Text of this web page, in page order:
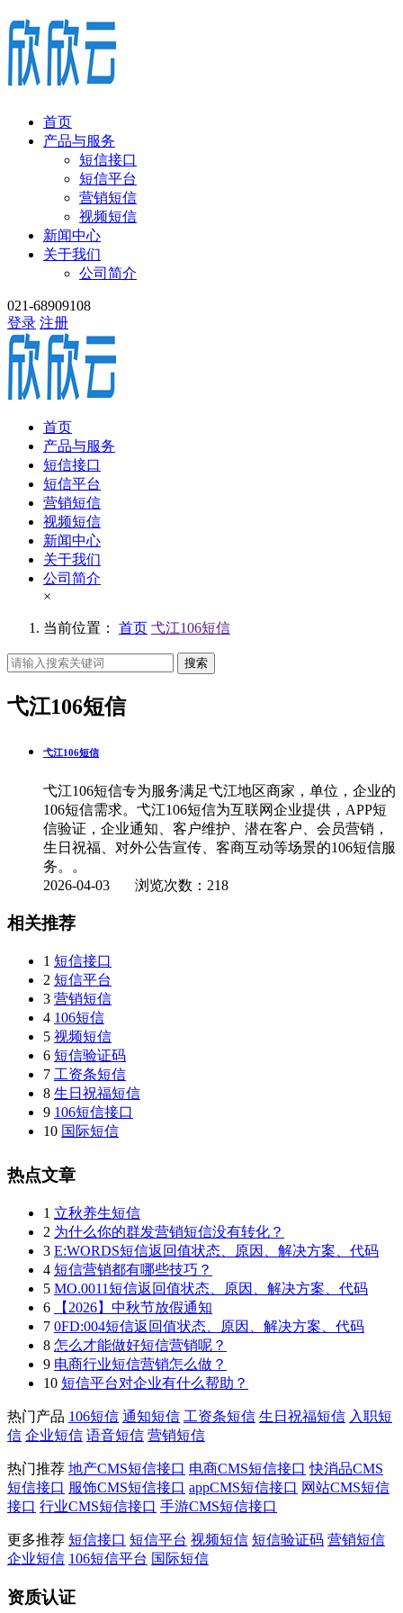
首页
产品与服务
短信接口
短信平台
营销短信
视频短信
新闻中心
关于我们
公司简介
021-68909108
登录 注册
首页
产品与服务
短信接口
短信平台
营销短信
视频短信
新闻中心
关于我们
公司简介
×
当前位置： 首页 弋江106短信
搜索
弋江106短信
弋江106短信
弋江106短信专为服务满足弋江地区商家，单位，企业的
106短信需求。弋江106短信为互联网企业提供，APP短
信验证，企业通知、客户维护、潜在客户、会员营销，
生日祝福、对外公告宣传、客商互动等场景的106短信服
务。。
2026-04-03 浏览次数：218
相关推荐
1 短信接口
2 短信平台
3 营销短信
4 106短信
5 视频短信
6 短信验证码
7 工资条短信
8 生日祝福短信
9 106短信接口
10 国际短信
热点文章
1 立秋养生短信
2 为什么你的群发营销短信没有转化？
3 E:WORDS短信返回值状态、原因、解决方案、代码
4 短信营销都有哪些技巧？
5 MO.0011短信返回值状态、原因、解决方案、代码
6
【2026】中秋节放假通知
7 0FD:004短信返回值状态、原因、解决方案、代码
8 怎么才能做好短信营销呢？
9 电商行业短信营销怎么做？
10 短信平台对企业有什么帮助？
热门产品 106短信 通知短信 工资条短信 生日祝福短信 入职短
信 企业短信 语音短信 营销短信
热门推荐 地产CMS短信接口 电商CMS短信接口 快消品CMS
短信接口 服饰CMS短信接口 appCMS短信接口 网站CMS短信
接口 行业CMS短信接口 手游CMS短信接口
更多推荐 短信接口 短信平台 视频短信 短信验证码 营销短信
企业短信 106短信平台 国际短信
资质认证